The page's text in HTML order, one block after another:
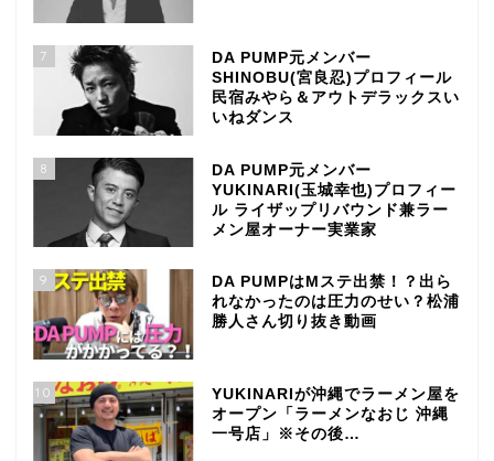
7
DA PUMP元メンバー
SHINOBU(宮良忍)プロフィール
民宿みやら＆アウトデラックスい
いねダンス
8
DA PUMP元メンバー
YUKINARI(玉城幸也)プロフィー
ル ライザップリバウンド兼ラー
メン屋オーナー実業家
9
DA PUMPはMステ出禁！？出ら
れなかったのは圧力のせい？松浦
勝人さん切り抜き動画
10
YUKINARIが沖縄でラーメン屋を
オープン「ラーメンなおじ 沖縄
一号店」※その後…